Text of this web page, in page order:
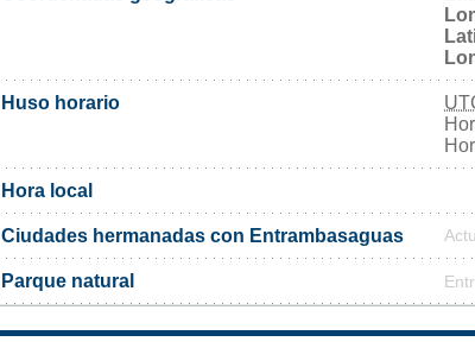
Huso horario
Hora local
Ciudades hermanadas con Entrambasaguas
Parque natural